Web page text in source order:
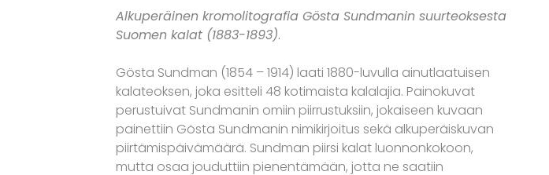
Alkuperäinen kromolitografia Gösta Sundmanin suurteoksesta
Suomen kalat (1883-1893).
Gösta Sundman (1854 – 1914) laati 1880-luvulla ainutlaatuisen
kalateoksen, joka esitteli 48 kotimaista kalalajia. Painokuvat
perustuivat Sundmanin omiin piirrustuksiin, jokaiseen kuvaan
painettiin Gösta Sundmanin nimikirjoitus sekä alkuperäiskuvan
piirtämispäivämäärä. Sundman piirsi kalat luonnonkokoon,
mutta osaa jouduttiin pienentämään, jotta ne saatiin